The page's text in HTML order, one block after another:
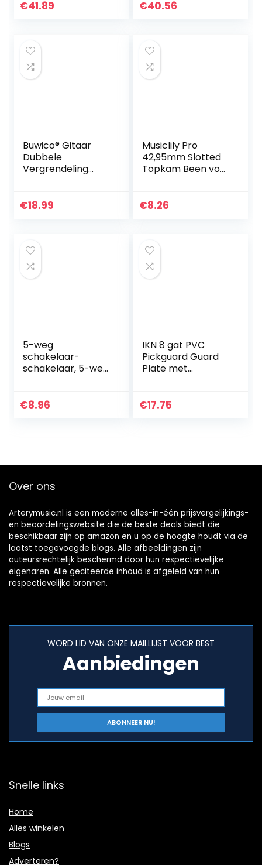
oplaadbare
€41.89
Electric Guitar,
€40.56
Buwico® Gitaar
Dubbele
Vergrendeling
Elektrische Gitaar
€18.99
Musiclily Pro
42,95mm Slotted
Topkam Been voor
Akoestische Gitaar
€8.26
5-weg
schakelaar-
schakelaar, 5-weg
gitaarschakelaar
€8.96
IKN 8 gat PVC
Pickguard Guard
Plate met
precisie Tele stijl
€17.75
Over ons
Arterymusic.nl is een moderne alles-in-één prijsvergelijkings-
en beoordelingswebsite die de beste deals biedt die
beschikbaar zijn op amazon en u op de hoogte houdt via de
laatst toegevoegde blogs. Alle afbeeldingen zijn
auteursrechtelijk beschermd door hun respectievelijke
eigenaren. Alle geciteerde inhoud is afgeleid van hun
respectievelijke bronnen.
WORD LID VAN ONZE MAILLIJST VOOR BEST
Aanbiedingen
Snelle links
Home
Alles winkelen
Blogs
Adverteren?